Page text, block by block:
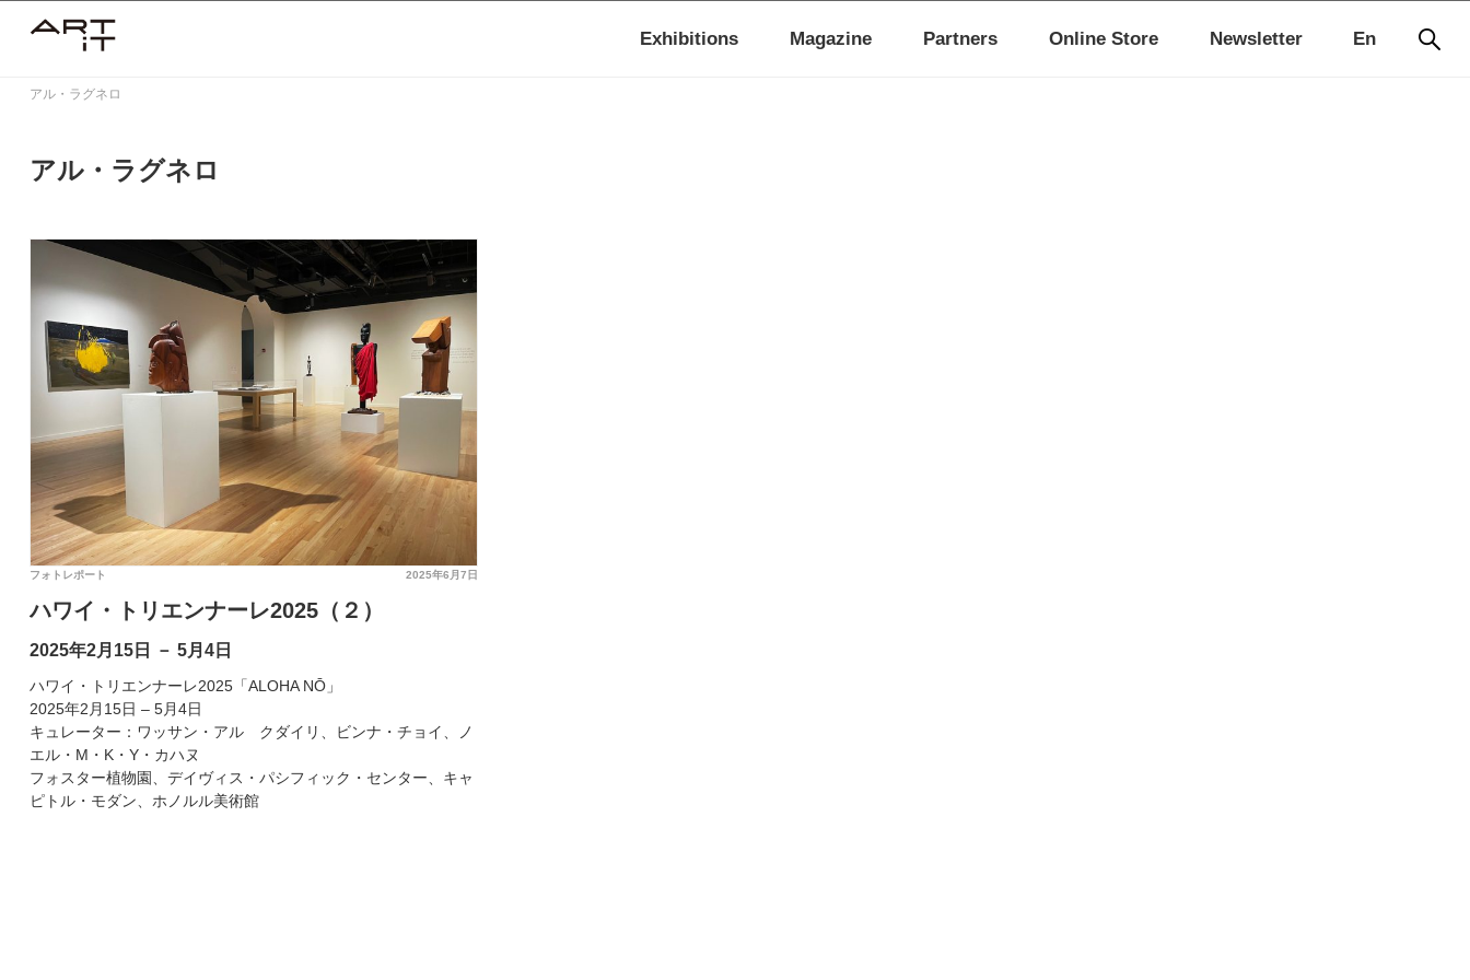
En
Exhibitions Magazine Partners Online Store Newsletter
アル・ラグネロ
アル・ラグネロ
2025年6月7日
フォトレポート
ハワイ・トリエンナーレ2025（２）
2025年2月15日 － 5月4日
ハワイ・トリエンナーレ2025「ALOHA NŌ」
2025年2月15日 – 5月4日
キュレーター：ワッサン・アル゠クダイリ、ビンナ・チョイ、ノ
エル・M・K・Y・カハヌ
フォスター植物園、デイヴィス・パシフィック・センター、キャ
ピトル・モダン、ホノルル美術館